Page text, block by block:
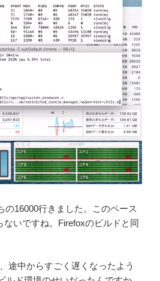
の16000行きました。このペース
ないですね。Firefoxのビルドと同
途中からすごく遅くなったよう